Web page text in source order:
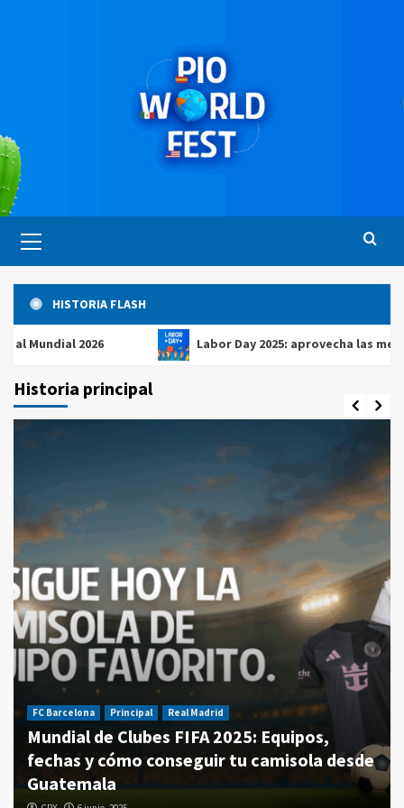
principal
HISTORIA FLASH
2026 Labor Day 2025: aprovecha las mejores
Historia principal
FC Barcelona Principal Real Madrid
Mundial de Clubes FIFA 2025: Equipos,
fechas y cómo conseguir tu camisola desde
Guatemala